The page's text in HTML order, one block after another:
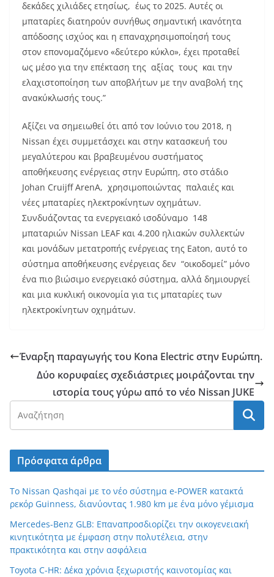
δεκάδες χιλιάδες ετησίως, έως το 2025. Αυτές οι
μπαταρίες διατηρούν συνήθως σημαντική ικανότητα
απόδοσης ισχύος και η επαναχρησιμοποίησή τους
στον επονομαζόμενο «δεύτερο κύκλο», έχει προταθεί
ως μέσο για την επέκταση της αξίας τους και την
ελαχιστοποίηση των αποβλήτων με την αναβολή της
ανακύκλωσής τους.”
Αξίζει να σημειωθεί ότι από τον Ιούνιο του 2018, η
Nissan έχει συμμετάσχει και στην κατασκευή του
μεγαλύτερου και βραβευμένου συστήματος
αποθήκευσης ενέργειας στην Ευρώπη, στο στάδιο
Johan Cruijff ArenA, χρησιμοποιώντας παλαιές και
νέες μπαταρίες ηλεκτροκίνητων οχημάτων.
Συνδυάζοντας τα ενεργειακό ισοδύναμο 148
μπαταριών Nissan LEAF και 4.200 ηλιακών συλλεκτών
και μονάδων μετατροπής ενέργειας της Eaton, αυτό το
σύστημα αποθήκευσης ενέργειας δεν “οικοδομεί” μόνο
ένα πιο βιώσιμο ενεργειακό σύστημα, αλλά δημιουργεί
και μια κυκλική οικονομία για τις μπαταρίες των
ηλεκτροκίνητων οχημάτων.
Έναρξη παραγωγής του Kona Electric στην Ευρώπη.
Δύο κορυφαίες σχεδιάστριες μοιράζονται την
ιστορία τους γύρω από το νέο Nissan JUKE
Πρόσφατα άρθρα
Το Nissan Qashqai με το νέο σύστημα e-POWER κατακτά
ρεκόρ Guinness, διανύοντας 1.980 km με ένα μόνο γέμισμα
Mercedes-Benz GLB: Επαναπροσδιορίζει την οικογενειακή
κινητικότητα με έμφαση στην πολυτέλεια, στην
πρακτικότητα και στην ασφάλεια
Toyota C-HR: Δέκα χρόνια ξεχωριστής καινοτομίας και